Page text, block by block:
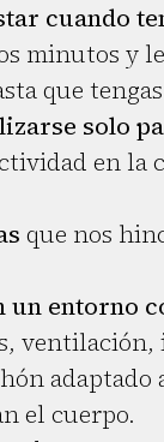
cuando
minutos y
que
solo
en la
que nos
un entorno
adaptado
el cuerpo.